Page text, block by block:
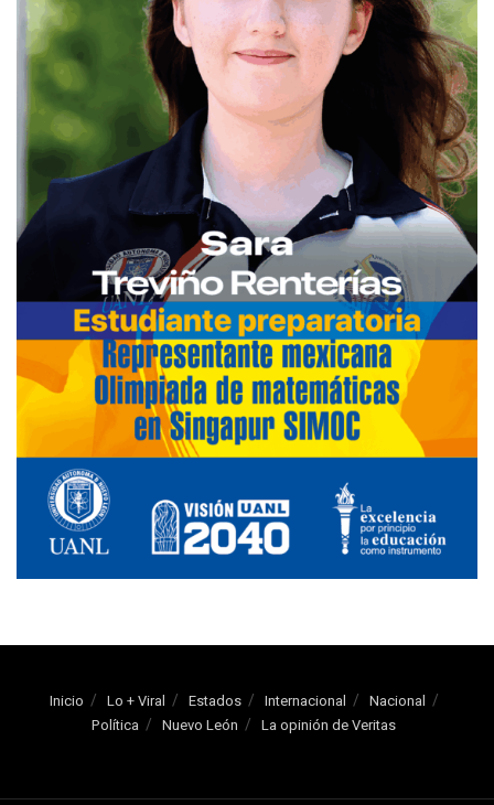
Inicio Lo + Viral Estados Internacional
Nacional
Política
Nuevo León La opinión de Veritas